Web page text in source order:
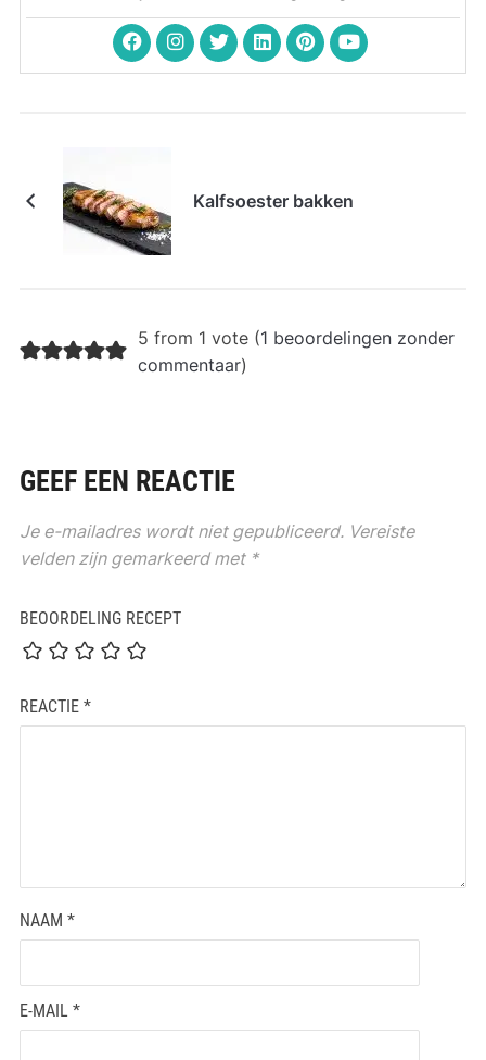
Kalfsoester bakken
5 from 1 vote (1 beoordelingen zonder
commentaar)
GEEF EEN REACTIE
Je e-mailadres wordt niet gepubliceerd. Vereiste
velden zijn gemarkeerd met *
BEOORDELING RECEPT
REACTIE *
NAAM *
E-MAIL *